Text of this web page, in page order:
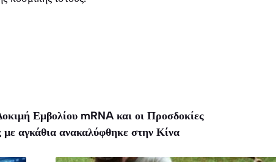
Εμβολίου mRNA και οι Προσδοκίες
αγκάθια ανακαλύφθηκε στην Κίνα